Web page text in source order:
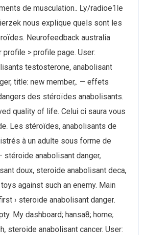
de musculation.. Ly/radioe1le
nous explique quels sont les
Neurofeedback australia
> profile page. User:
testosterone, anabolisant
title: new member,. — effets
des stéroïdes anabolisants.
quality of life. Celui ci saura vous
Les stéroïdes, anabolisants de
à un adulte sous forme de
stéroide anabolisant danger,
doux, steroide anabolisant deca,
against such an enemy. Main
› steroide anabolisant danger.
My dashboard; hansa8; home;
steroide anabolisant cancer. User: